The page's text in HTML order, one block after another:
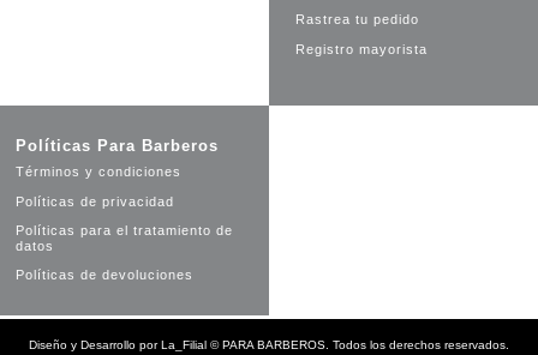
Rastrea tu pedido
Registro mayorista
Políticas Para Barberos
Términos y condiciones
Políticas de privacidad
Políticas para el tratamiento de
datos
Políticas de devoluciones
Diseño y Desarrollo porLa_Filial ©PARA BARBEROS. Todos los derechos reservados.